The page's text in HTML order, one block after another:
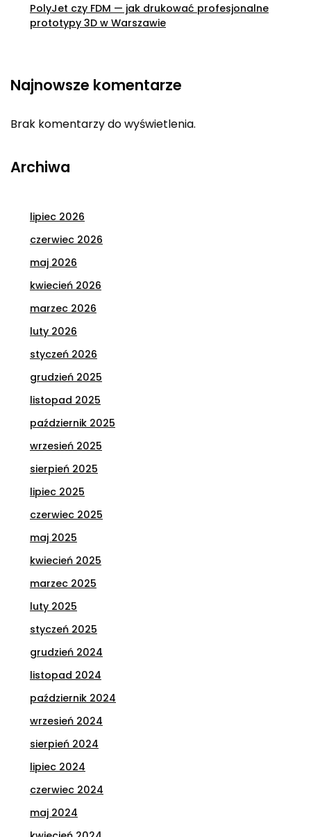
PolyJet czy FDM — jak drukować profesjonalne
prototypy 3D w Warszawie
Najnowsze komentarze
Brak komentarzy do wyświetlenia.
Archiwa
lipiec 2026
czerwiec 2026
maj 2026
kwiecień 2026
marzec 2026
luty 2026
styczeń 2026
grudzień 2025
listopad 2025
październik 2025
wrzesień 2025
sierpień 2025
lipiec 2025
czerwiec 2025
maj 2025
kwiecień 2025
marzec 2025
luty 2025
styczeń 2025
grudzień 2024
listopad 2024
październik 2024
wrzesień 2024
sierpień 2024
lipiec 2024
czerwiec 2024
maj 2024